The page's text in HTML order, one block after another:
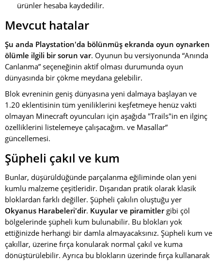
ürünler hesaba kaydedilir.
Mevcut hatalar
Şu anda Playstation'da bölünmüş ekranda oyun oynarken
ölümle ilgili bir sorun var. Oyunun bu versiyonunda “Anında
Canlanma” seçeneğinin aktif olması durumunda oyun
dünyasında bir çökme meydana gelebilir.
Blok evreninin geniş dünyasına yeni dalmaya başlayan ve
1.20 eklentisinin tüm yeniliklerini keşfetmeye henüz vakti
olmayan Minecraft oyuncuları için aşağıda "Trails"in en ilginç
özelliklerini listelemeye çalışacağım. ve Masallar”
güncellemesi.
Şüpheli çakıl ve kum
Bunlar, düşürüldüğünde parçalanma eğiliminde olan yeni
kumlu malzeme çeşitleridir. Dışarıdan pratik olarak klasik
bloklardan farklı değiller. Şüpheli çakılın oluştuğu yer
Okyanus Harabeleri'dir. Kuyular ve piramitlergibi çöl
bölgelerinde şüpheli kum bulunabilir. Bu blokları yok
ettiğinizde herhangi bir damla almayacaksınız. Şüpheli kum ve
çakıllar, üzerine fırça konularak normal çakıl ve kuma
dönüştürülebilir. Ayrıca bu blokların üzerinde fırça kullanarak